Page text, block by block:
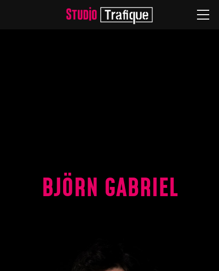
BJÖRN GABRIEL